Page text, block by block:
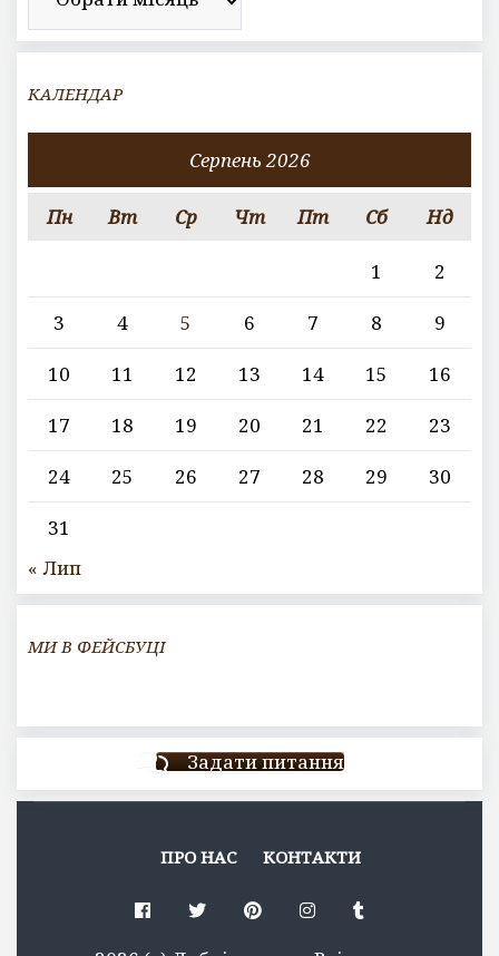
КАЛЕНДАР
Серпень 2026
Пн Вт Ср Чт Пт Сб Нд
1
2
3
4 5 6 7 8
9
10
11 12 13 14 15
16
17
18 19 20 21 22
23
24
25 26 27 28 29
30
31
« Лип
МИ В ФЕЙСБУЦІ
Задати питання
ПРО НАС КОНТАКТИ
TwitterPinterestInstagram
Tumblr